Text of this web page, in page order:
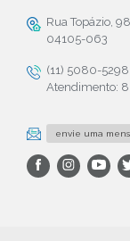
Rua Topázio,
04105-063
(11) 5080-5298
Atendimento: 8
envie uma